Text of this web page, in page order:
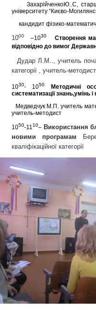
ЗахарійченкоЮ..С,
університету “Києво-
кандидит фізико-
1000 –1030
Створення
відповідно до вимог
Дудар Л.М.., учитель
категорії , учитель-методист
1030- 1050
Методичні
систематизації знань,умінь
Медведчук М.П. учитель
учитель-методист
1050-1110– Використання
новими програмам
кваліфікаційної категорії